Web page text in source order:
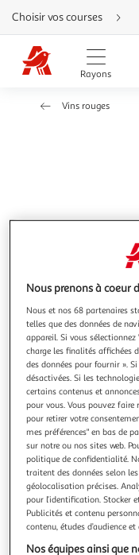
Aller
directement
au
contenu
Aller
directement
Aller
d'aide
Choisir vos courses
Rayons
Vins rouges
4.0 (1)
AOP Bourgogne
N/C
En savoir +
75cl
Vous voulez
Nous prenons à coeur
Nous et nos 68 partenaires
telles que des données de
appareil. Si vous
charge les finalités affichées
des données pour fournir ».
désactivées. Si les
certains contenus et
pour vous. Vous pouvez
pour retirer votre
mes préférences" en bas de
sur notre ou nos sites web.
politique de confidentialité.
traitent des données selon
géolocalisation précises.
pour l’identification. Stocker
Publicités et contenu
contenu, études d’audience
Nos équipes ainsi que